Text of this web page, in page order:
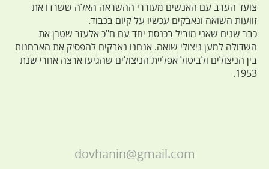
צועד הערב עם האנשים מעוררי ההשראה האלה ששרדו את
זוועות השואה ונאבקים עכשיו על קיום בכבוד.
כבר שנים שאני מוביל בכנסת יחד עם ח"כ אלעזר שטרן את
השדולה למען ניצולי שואה. אנחנו נאבקים להפסיק את האבחנות
בין הניצולים ולביטול אפליית הניצולים שהגיעו ארצה אחרי שנת
1953.
dovhanin@gmail.com